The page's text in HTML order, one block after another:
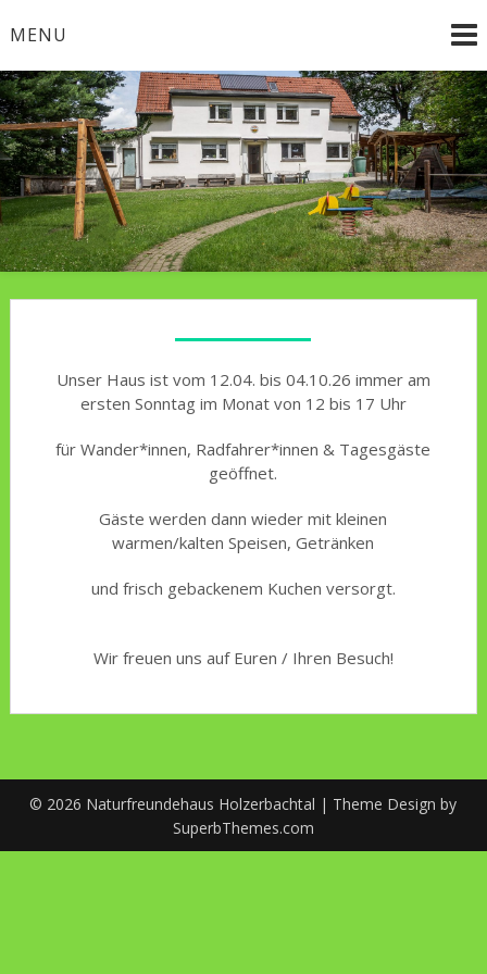
toMENU
Naturfreundehaus
Holzerbachtal
Unser Haus ist vom 12.04. bis 04.10.26 immer am
ersten Sonntag im Monat von 12 bis 17 Uhr
für Wander*innen, Radfahrer*innen & Tagesgäste
geöffnet.
Gäste werden dann wieder mit kleinen
warmen/kalten Speisen, Getränken
und frisch gebackenem Kuchen versorgt.
Wir freuen uns auf Euren / Ihren Besuch!
© 2026 Naturfreundehaus Holzerbachtal | Theme Design by
SuperbThemes.com